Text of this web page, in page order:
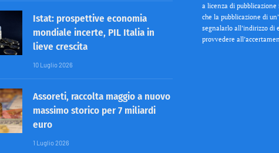
Istat: prospettive economia
mondiale incerte, PIL Italia in
lieve crescita
10 Luglio 2026
Assoreti, raccolta maggio a nuovo
massimo storico per 7 miliardi
euro
1 Luglio 2026
a licenza di
che la pubblicazione di
segnalarlo all’indirizzo di
provvedere